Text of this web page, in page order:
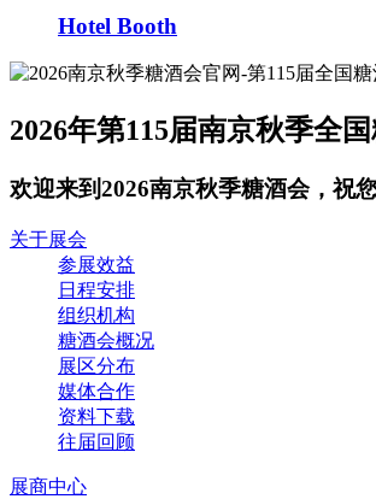
Hotel Booth
2026年第115届南京秋季全
欢迎来到2026南京秋季糖酒会，祝
关于展会
参展效益
日程安排
组织机构
糖酒会概况
展区分布
媒体合作
资料下载
往届回顾
展商中心